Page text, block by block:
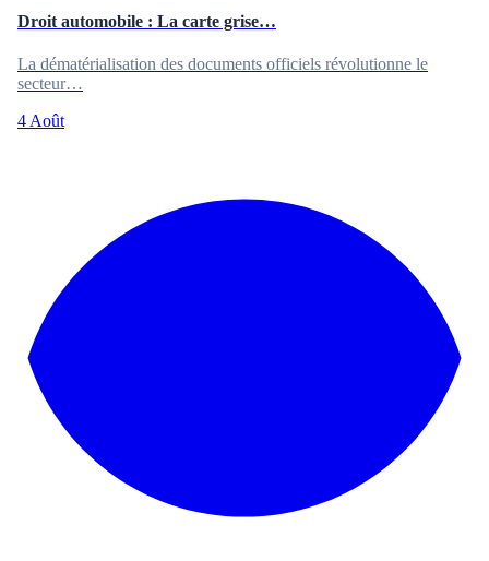
Droit automobile : La carte grise…
La dématérialisation des documents officiels révolutionne le
secteur…
4 Août